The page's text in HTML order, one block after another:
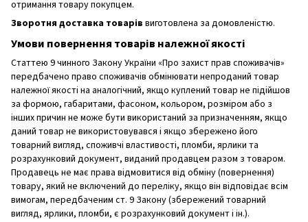
отримання товару покупцем.
Зворотня доставка товарів виготовлена ​​за домовленістю.
Умови повернення товарів належної якості
Статтею 9 чинного Закону України «Про захист прав споживачів»
передбачено право споживачів обмінювати непроданий товар
належної якості на аналогічний, якщо куплений товар не підійшов
за формою, габаритами, фасоном, кольором, розміром або з
інших причин не може бути використаний за призначенням, якщо
даний товар не використовувався і якщо збережено його
товарний вигляд, споживчі властивості, пломби, ярлики та
розрахунковий документ, виданий продавцем разом з товаром.
Продавець не має права відмовитися від обміну (повернення)
товару, який не включений до переліку, якщо він відповідає всім
вимогам, передбаченим ст. 9 Закону (збережений товарний
вигляд, ярлики, пломби, є розрахунковий документ і ін.).